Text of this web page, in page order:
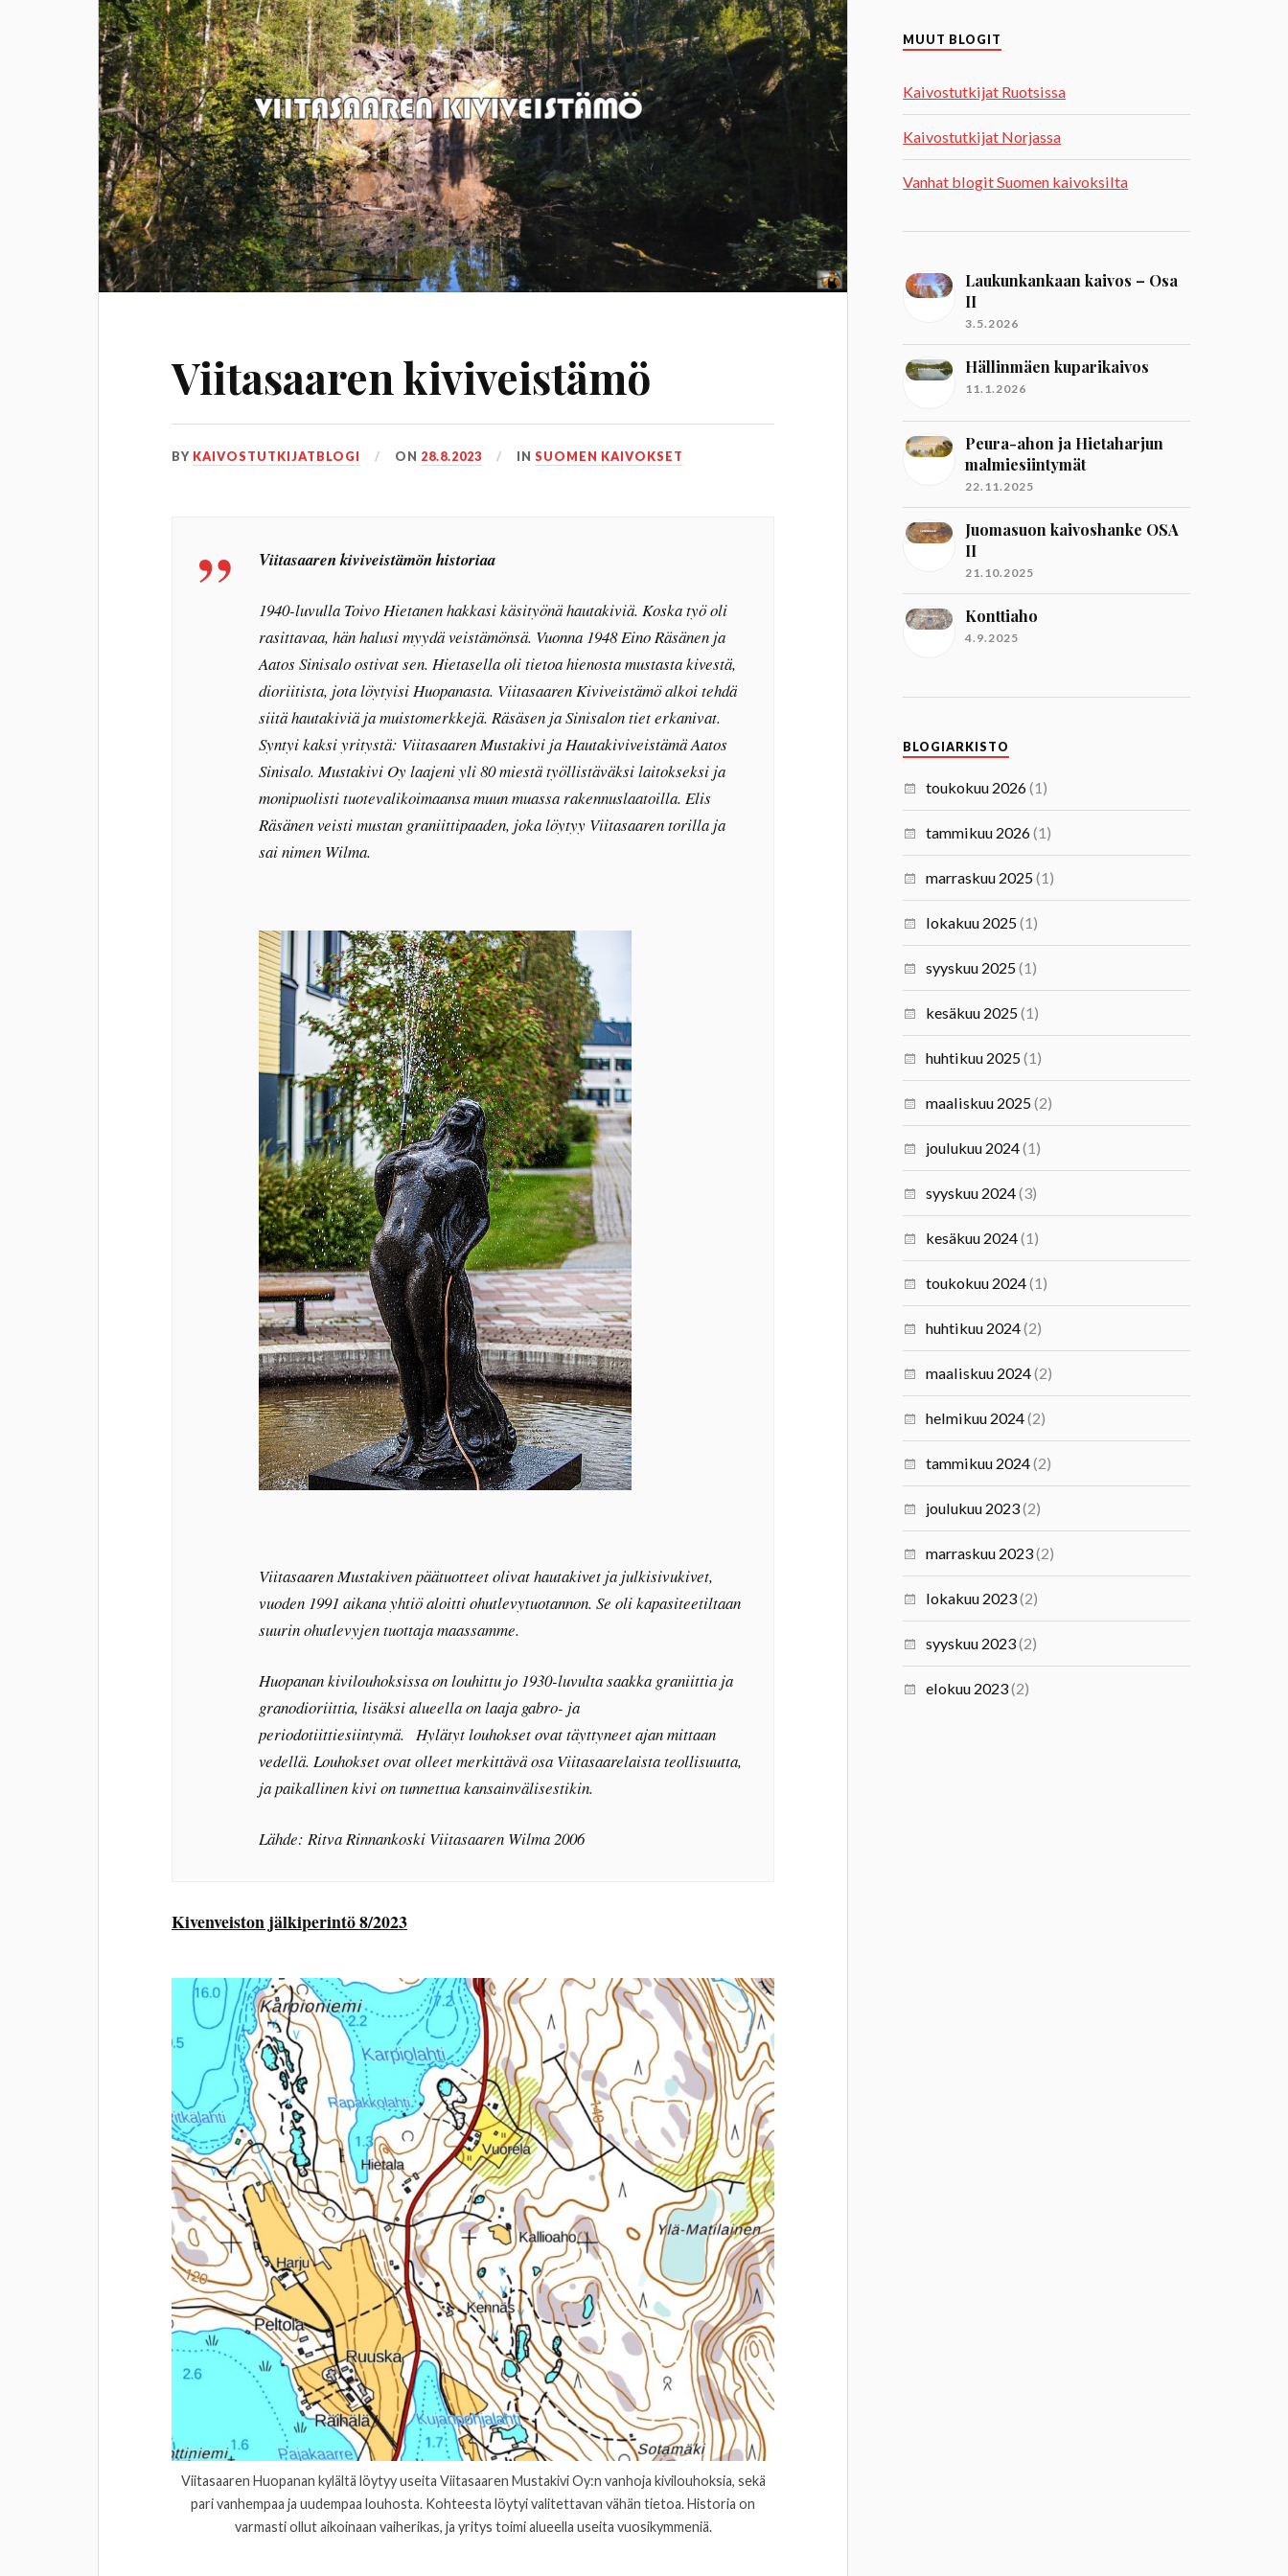
Viitasaaren kiviveistämö
BY KAIVOSTUTKIJATBLOGI ON 28.8.2023 INSUOMEN KAIVOKSET
Viitasaaren kiviveistämön historiaa
1940-luvulla Toivo Hietanen hakkasi käsityönä hautakiviä. Koska työ oli
rasittavaa, hän halusi myydä veistämönsä. Vuonna 1948 Eino Räsänen ja
Aatos Sinisalo ostivat sen. Hietasella oli tietoa hienosta mustasta kivestä,
dioriitista, jota löytyisi Huopanasta. Viitasaaren Kiviveistämö alkoi tehdä
siitä hautakiviä ja muistomerkkejä. Räsäsen ja Sinisalon tiet erkanivat.
Syntyi kaksi yritystä: Viitasaaren Mustakivi ja Hautakiviveistämä Aatos
Sinisalo. Mustakivi Oy laajeni yli 80 miestä työllistäväksi laitokseksi ja
monipuolisti tuotevalikoimaansa muun muassa rakennuslaatoilla. Elis
Räsänen veisti mustan graniittipaaden, joka löytyy Viitasaaren torilla ja
sai nimen Wilma.
Viitasaaren Mustakiven päätuotteet olivat hautakivet ja julkisivukivet,
vuoden 1991 aikana yhtiö aloitti ohutlevytuotannon. Se oli kapasiteetiltaan
suurin ohutlevyjen tuottaja maassamme.
Huopanan kivilouhoksissa on louhittu jo 1930-luvulta saakka graniittia ja
granodioriittia, lisäksi alueella on laaja gabro- ja
periodotiittiesiintymä. Hylätyt louhokset ovat täyttyneet ajan mittaan
vedellä. Louhokset ovat olleet merkittävä osa Viitasaarelaista teollisuutta,
ja paikallinen kivi on tunnettua kansainvälisestikin.
Lähde: Ritva Rinnankoski Viitasaaren Wilma 2006
Kivenveiston jälkiperintö 8/2023
Viitasaaren Huopanan kylältä löytyy useita Viitasaaren Mustakivi Oy:n vanhoja kivilouhoksia, sekä
pari vanhempaa ja uudempaa louhosta. Kohteesta löytyi valitettavan vähän tietoa. Historia on
varmasti ollut aikoinaan vaiherikas, ja yritys toimi alueella useita vuosikymmeniä.
MUUT BLOGIT
Kaivostutkijat Ruotsissa
Kaivostutkijat Norjassa
Vanhat blogit Suomen kaivoksilta
Laukunkankaan kaivos – Osa
II
3.5.2026
Hällinmäen kuparikaivos
11.1.2026
Peura-ahon ja Hietaharjun
malmiesiintymät
22.11.2025
Juomasuon kaivoshanke OSA
II
21.10.2025
Konttiaho
4.9.2025
BLOGIARKISTO
toukokuu 2026(1)
tammikuu 2026(1)
marraskuu 2025(1)
lokakuu 2025(1)
syyskuu 2025(1)
kesäkuu 2025(1)
huhtikuu 2025(1)
maaliskuu 2025(2)
joulukuu 2024(1)
syyskuu 2024(3)
kesäkuu 2024(1)
toukokuu 2024(1)
huhtikuu 2024(2)
maaliskuu 2024(2)
helmikuu 2024(2)
tammikuu 2024(2)
joulukuu 2023(2)
marraskuu 2023(2)
lokakuu 2023(2)
syyskuu 2023(2)
elokuu 2023(2)